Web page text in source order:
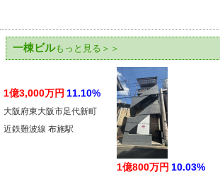
一棟ビルもっと見る＞＞
1億3,000万円 11.10%
大阪府東大阪市足代新町
近鉄難波線 布施駅
1億800万円 10.03%